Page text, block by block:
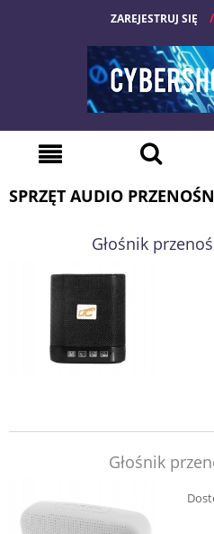
ZAREJESTRUJ SIĘ
SPRZĘT AUDIO
Głośnik
Głośnik